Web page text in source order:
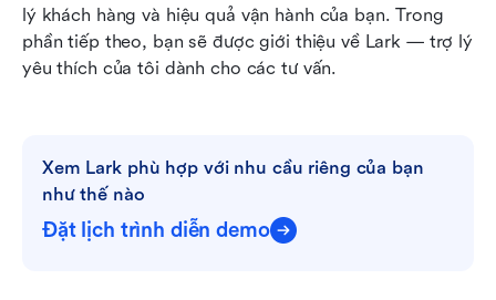
lý khách hàng và hiệu quả vận hành của bạn. Trong
phần tiếp theo, bạn sẽ được giới thiệu về Lark — trợ lý
yêu thích của tôi dành cho các tư vấn.
Xem Lark phù hợp với nhu cầu riêng của bạn
như thế nào
Đặt lịch trình diễn demo